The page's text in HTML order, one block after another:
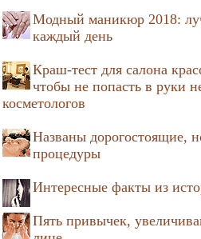
Модный маникюр 2018:
каждый день
Краш-тест для салона
чтобы не попасть в руки
косметологов
Названы дорогостоящие,
процедуры
Интересные факты из
Пять привычек,